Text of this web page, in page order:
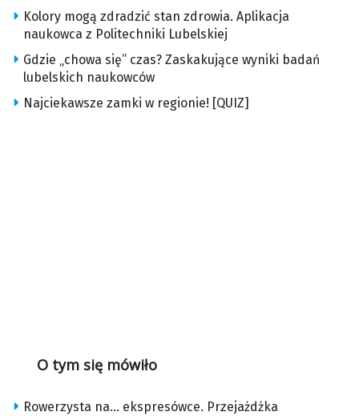
Kolory mogą zdradzić stan zdrowia. Aplikacja
naukowca z Politechniki Lubelskiej
Gdzie „chowa się” czas? Zaskakujące wyniki badań
lubelskich naukowców
Najciekawsze zamki w regionie! [QUIZ]
O tym się mówiło
Rowerzysta na… ekspresówce. Przejażdżka